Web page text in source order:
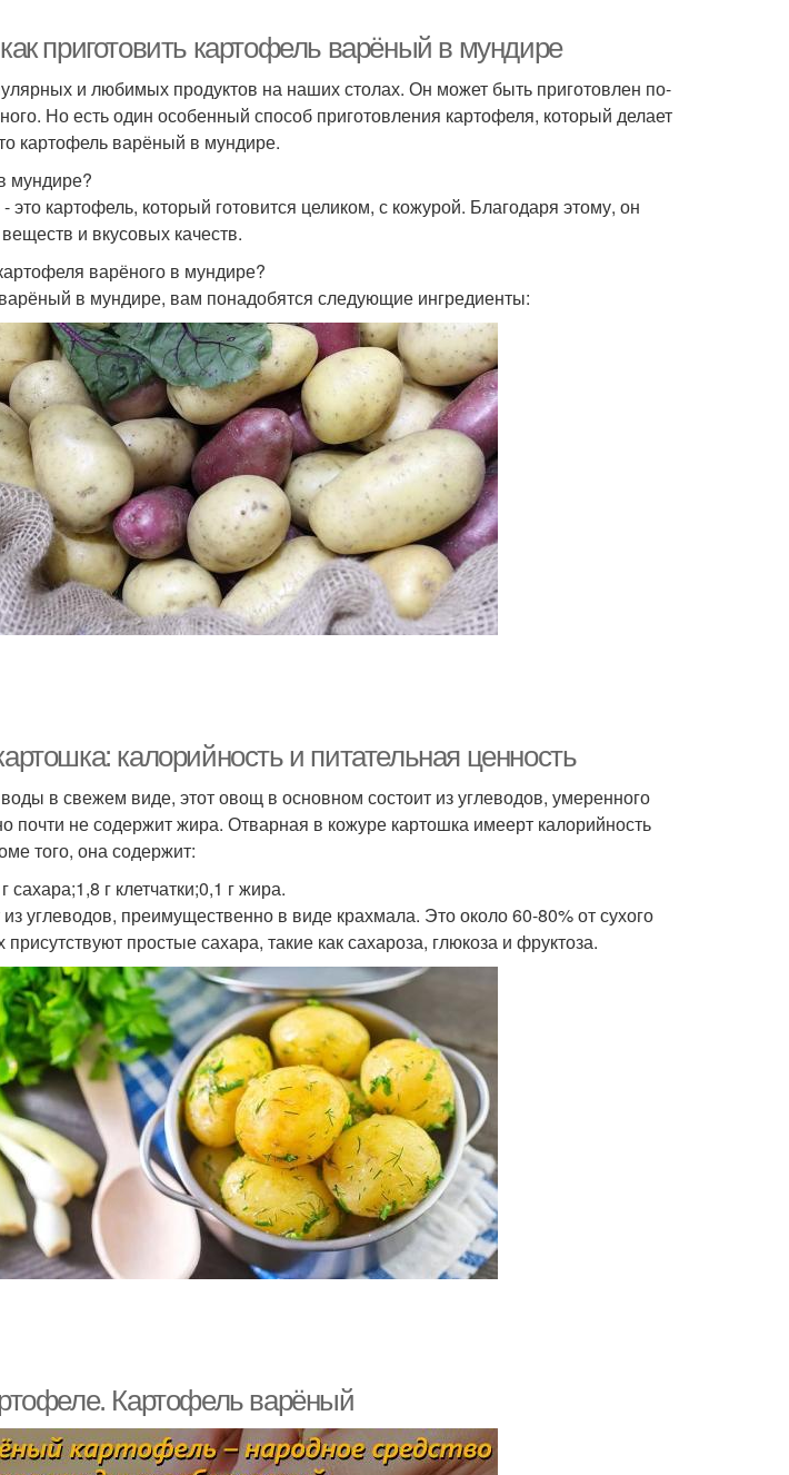
приготовить картофель варёный в мундире
и любимых продуктов на наших столах. Он может быть приготовлен по-
Но есть один особенный способ приготовления картофеля, который делает
картофель варёный в мундире.
мундире?
картофель, который готовится целиком, с кожурой. Благодаря этому, он
и вкусовых качеств.
варёного в мундире?
в мундире, вам понадобятся следующие ингредиенты:
калорийность и питательная ценность
в свежем виде, этот овощ в основном состоит из углеводов, умеренного
почти не содержит жира. Отварная в кожуре картошка имеерт калорийность
того, она содержит:
сахара;1,8 г клетчатки;0,1 г жира.
углеводов, преимущественно в виде крахмала. Это около 60-80% от сухого
простые сахара, такие как сахароза, глюкоза и фруктоза.
Картофель варёный